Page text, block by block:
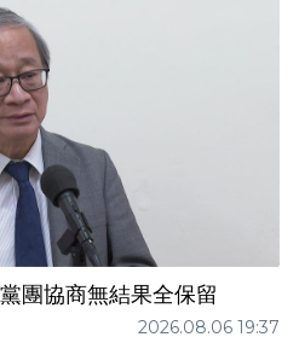
團協商無結果全保留
2026.08.06 19:37